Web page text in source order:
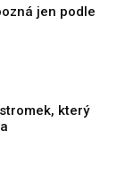
jen podle
který